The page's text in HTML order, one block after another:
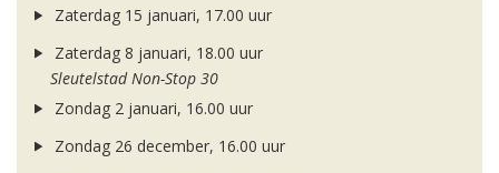
Zaterdag 15 januari, 17.00 uur
Zaterdag 8 januari, 18.00 uur
Sleutelstad Non-Stop 30
Zondag 2 januari, 16.00 uur
Zondag 26 december, 16.00 uur